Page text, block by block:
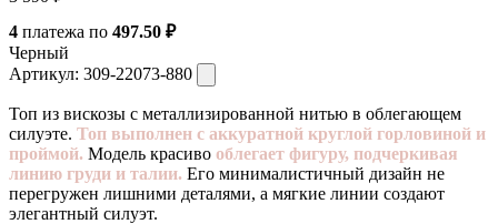
4 платежа по 497.50 ₽
Черный
Артикул: 309-22073-880
Топ из вискозы с металлизированной нитью в облегающем
силуэте. Топ выполнен с аккуратной круглой горловиной и
проймой. Модель красиво облегает фигуру, подчеркивая
линию груди и талии. Его минималистичный дизайн не
перегружен лишними деталями, а мягкие линии создают
элегантный силуэт.